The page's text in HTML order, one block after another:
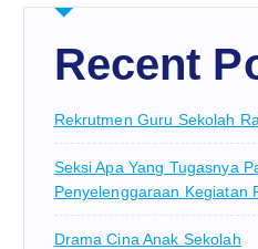
Recent
Rekrutmen Guru Sekolah
Seksi Apa Yang Tugasnya
Penyelenggaraan Kegiatan
Drama Cina Anak Sekolah